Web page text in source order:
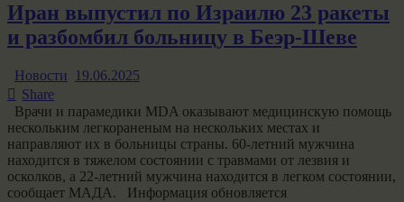
Иран выпустил по Израилю 23 ракеты
и разбомбил больницу в Беэр-Шеве
Новости
19.06.2025
Share
Врачи и парамедики MDA оказывают медицинскую помощь
нескольким легкораненым на нескольких местах и ​​
направляют их в больницы страны. 60-летний мужчина
находится в тяжелом состоянии с травмами от лезвия и
осколков, а 22-летний мужчина находится в легком состоянии,
сообщает МАДА. Информация обновляется